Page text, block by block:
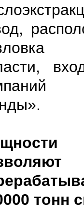
тонн